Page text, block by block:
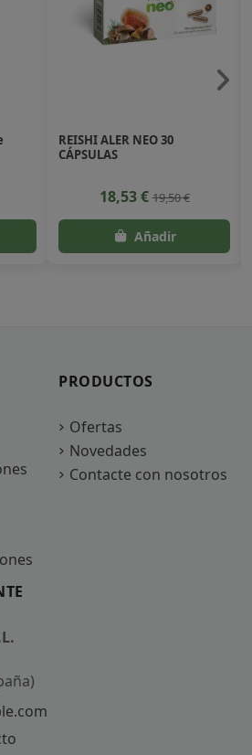
REISHI ALER NEO 30
CÁPSULAS
18,53 €19,50 €
PRODUCTOS
Ofertas
Novedades
Contacte con nosotros